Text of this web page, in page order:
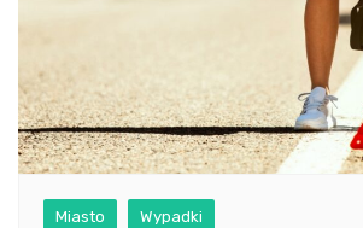
Miasto Wypadki